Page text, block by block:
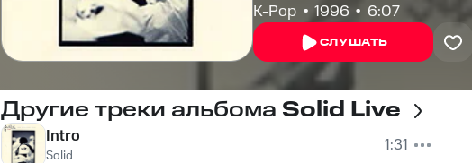
K-Pop 1996 6:07
СЛУШАТЬ
Другие треки альбома Solid Live
Intro
Solid
1:31